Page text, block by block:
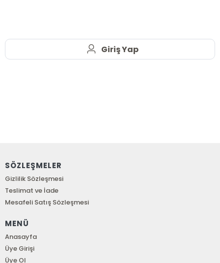
Giriş Yap
SÖZLEŞMELER
Gizlilik Sözleşmesi
Teslimat ve İade
Mesafeli Satış Sözleşmesi
MENÜ
Anasayfa
Üye Girişi
Üye Ol